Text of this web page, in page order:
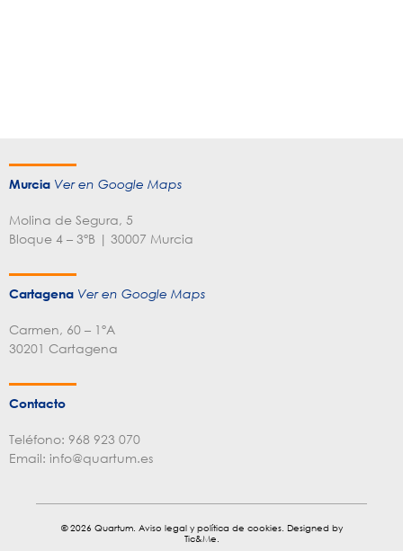
Murcia Ver en Google Maps
Molina de Segura, 5
Bloque 4 – 3ºB | 30007 Murcia
Cartagena Ver en Google Maps
Carmen, 60 – 1ºA
30201 Cartagena
Contacto
Teléfono: 968 923 070
Email: info@quartum.es
© 2026 Quartum. Aviso legal y política de cookies. Designed by
Tic&Me